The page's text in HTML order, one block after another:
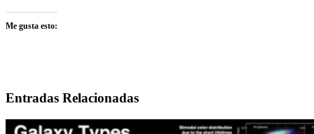
Me gusta esto:
Entradas Relacionadas